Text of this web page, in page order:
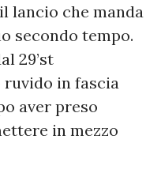
lancio che manda
secondo tempo.
29’st
ruvido in fascia
aver preso
in mezzo